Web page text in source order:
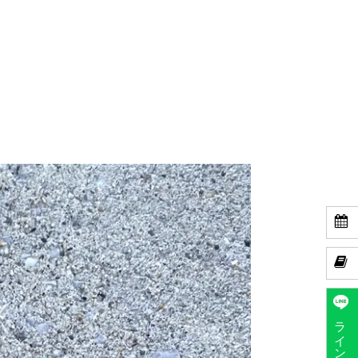


ラインで予約